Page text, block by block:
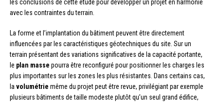
les conclusions de cette étude pour développer un projet en harmonie
avec les contraintes du terrain.
La forme et l’implantation du bâtiment peuvent être directement
influencées par les caractéristiques géotechniques du site. Sur un
terrain présentant des variations significatives de la capacité portante,
le plan masse pourra être reconfiguré pour positionner les charges les
plus importantes sur les zones les plus résistantes. Dans certains cas,
la volumétrie même du projet peut être revue, privilégiant par exemple
plusieurs bâtiments de taille modeste plutôt qu’un seul grand édifice,